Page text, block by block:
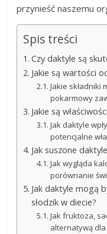
przynieść naszemu
Spis treści
Czy daktyle są
Jakie są wartości
Jakie składniki
pokarmowy
Jakie są
Jak daktyle
potencjalne
Jak suszone
Jak wygląda
porównanie
Jak daktyle mogą
słodzik w diecie?
Jak fruktoza,
alternatywą